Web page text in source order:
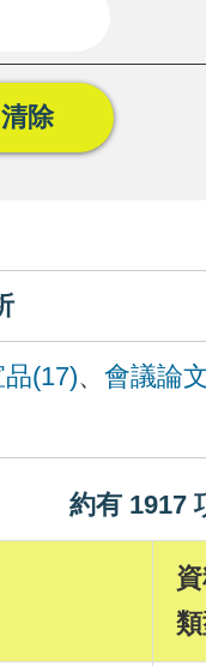
清除
(17)、 會議論
約有 1917